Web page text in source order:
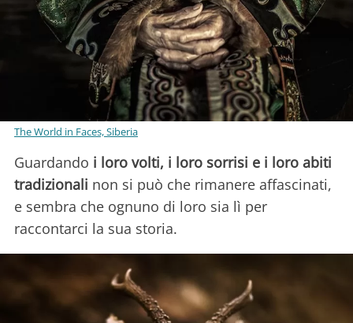
The World in Faces, Siberia
Guardando i loro volti, i loro sorrisi e i loro abiti
tradizionali non si può che rimanere affascinati,
e sembra che ognuno di loro sia lì per
raccontarci la sua storia.